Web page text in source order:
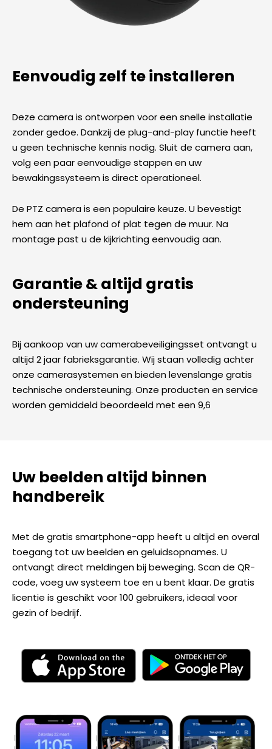
Eenvoudig zelf te installeren
Deze camera is ontworpen voor een snelle installatie
zonder gedoe. Dankzij de plug-and-play functie heeft
u geen technische kennis nodig. Sluit de camera aan,
volg een paar eenvoudige stappen en uw
bewakingssysteem is direct operationeel.
De PTZ camera is een populaire keuze. U bevestigt
hem aan het plafond of plat tegen de muur. Na
montage past u de kijkrichting eenvoudig aan.
Garantie & altijd gratis
ondersteuning
Bij aankoop van uw camerabeveiligingsset ontvangt u
altijd 2 jaar fabrieksgarantie. Wij staan volledig achter
onze camerasystemen en bieden levenslange gratis
technische ondersteuning. Onze producten en service
worden gemiddeld beoordeeld met een 9,6
Uw beelden altijd binnen
handbereik
Met de gratis smartphone-app heeft u altijd en overal
toegang tot uw beelden en geluidsopnames. U
ontvangt direct meldingen bij beweging. Scan de QR-
code, voeg uw systeem toe en u bent klaar. De gratis
licentie is geschikt voor 100 gebruikers, ideaal voor
gezin of bedrijf.